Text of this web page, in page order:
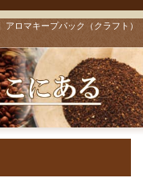
| アロマキープパック（クラフト）